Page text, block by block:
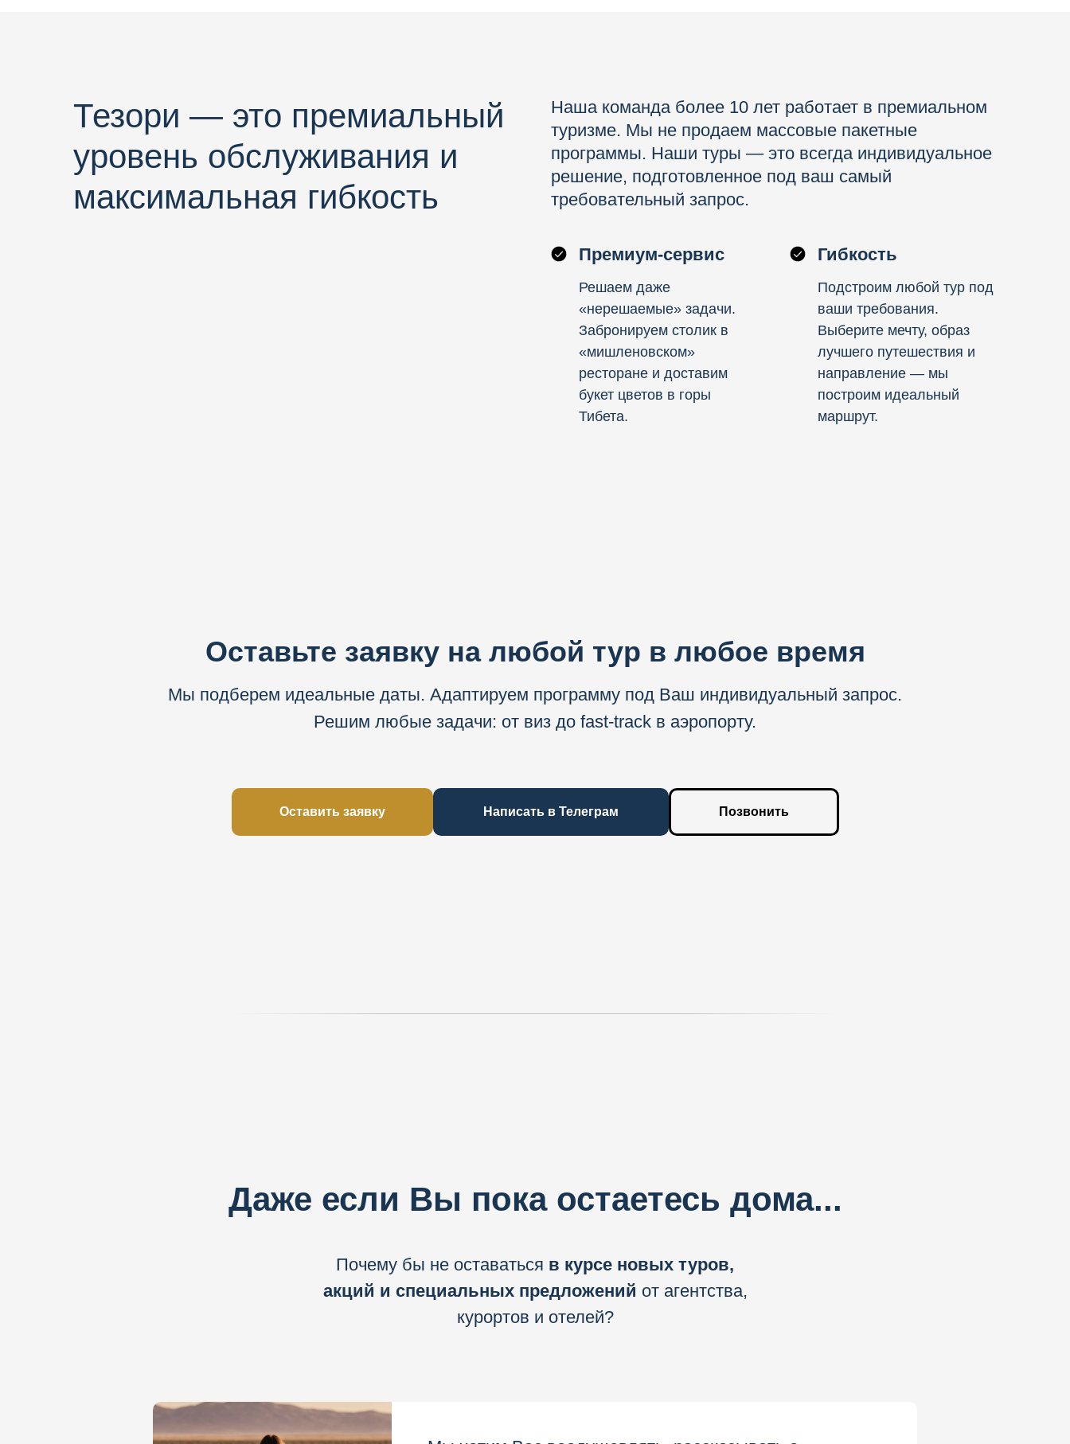
Тезори — это премиальный
уровень обслуживания и
максимальная гибкость
Наша команда более 10 лет работает в премиальном
туризме. Мы не продаем массовые пакетные
программы. Наши туры — это всегда индивидуальное
решение, подготовленное под ваш самый
требовательный запрос.
Премиум-сервис
Решаем даже
«нерешаемые» задачи.
Забронируем столик в
«мишленовском»
ресторане и доставим
букет цветов в горы
Тибета.
Гибкость
Подстроим любой тур под
ваши требования.
Выберите мечту, образ
лучшего путешествия и
направление — мы
построим идеальный
маршрут.
Оставьте заявку на любой тур в любое время
Мы подберем идеальные даты. Адаптируем программу под Ваш индивидуальный запрос.
Решим любые задачи: от виз до fast-track в аэропорту.
Оставить заявку Написать в Телеграм Позвонить
Даже если Вы пока остаетесь дома...
Почему бы не оставаться в курсе новых туров,
акций и специальных предложений от агентства,
курортов и отелей?